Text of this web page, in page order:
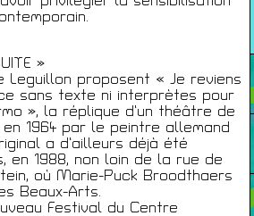
»
Leguillon proposent « Je reviens
sans texte ni interprètes pour
», la réplique d’un théâtre de
1964 par le peintre allemand
a d’ailleurs déjà été
en 1988, non loin de la rue de
où Marie-Puck Broodthaers
Beaux-Arts.
Festival du Centre